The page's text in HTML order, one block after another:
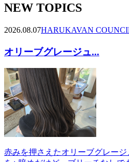
NEW TOPICS
2026.08.07HARUKAVAN
オリーブグレージュ...
赤みを押さえたオリーブグレー